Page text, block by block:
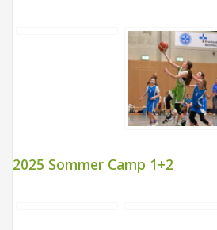
2025 Sommer Camp 1+2